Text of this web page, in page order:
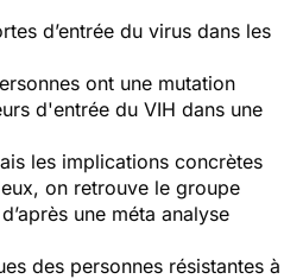
d’entrée du virus dans les
ont une mutation
d'entrée du VIH dans une
les implications concrètes
on retrouve le groupe
une méta analyse
des personnes résistantes à